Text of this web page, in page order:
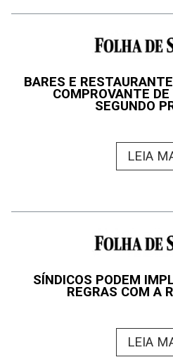
BARES E
COMPROVANTE
SEGUNDO
LEIA
SÍNDICOS PODEM
REGRAS COM A
LEIA